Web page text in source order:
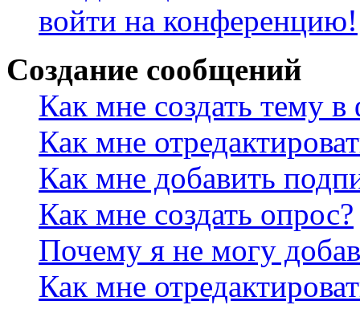
войти на конференцию!
Создание сообщений
Как мне создать тему
Как мне
Как мне добавить
Как мне создать опрос?
Почему я не могу
Как мне